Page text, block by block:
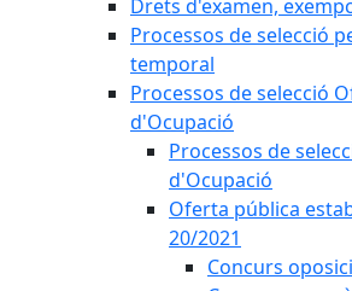
Drets d'examen,
Processos de selecció
temporal
Processos de selecció
d'Ocupació
Processos de
d'Ocupació
Oferta pública
20/2021
Concurs